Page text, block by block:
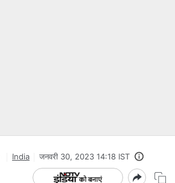
India जनवरी 30, 2023 14:18 IST